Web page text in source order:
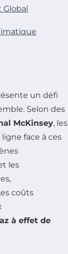
Global
un défi
Selon des
McKinsey, les
face à ces
les
coûts
à effet de